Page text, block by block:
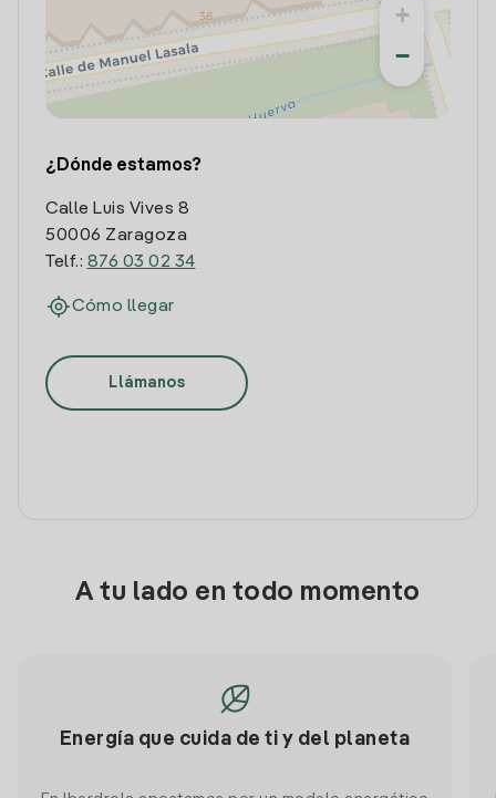
+
−
¿Dónde estamos?
Calle Luis Vives 8
50006 Zaragoza
Telf.: 876 03 02 34
Cómo llegar
Llámanos
A tu lado en todo momento
Energía que cuida de ti y del planeta